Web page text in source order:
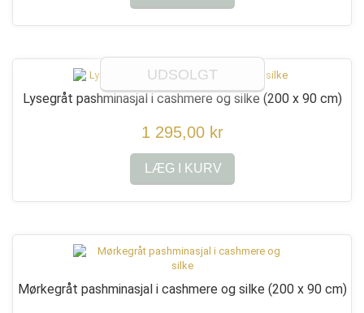
UDSOLGT
Lysegråt pashminasjal i cashmere og silke (200 x 90 cm)
1 295,00 kr
LÆG I KURV
Mørkegråt pashminasjal i cashmere og silke (200 x 90 cm)